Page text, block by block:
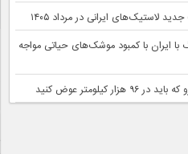
لاستیک‌های ایرانی در مرداد ۱۴۰۵
با ایران با کمبود موشک‌های حیاتی مواجه